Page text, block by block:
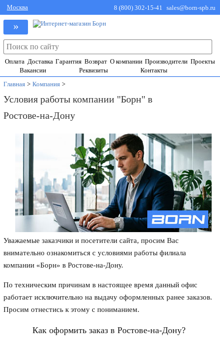
Москва 8 (800) 302-15-41 sales@born-spb.ru
»
Оплата Доставка Гарантия Возврат О компании Производители Проекты
Вакансии
Реквизиты
Контакты
Главная > Компания >
Условия работы компании "Борн" в
Ростове-на-Дону
Уважаемые заказчики и посетители сайта, просим Вас
внимательно ознакомиться с условиями работы филиала
компании «Борн» в Ростове-на-Дону.
По техническим причинам в настоящее время данный офис
работает исключительно на выдачу оформленных ранее заказов.
Просим отнестись к этому с пониманием.
Как оформить заказ в Ростове-на-Дону?